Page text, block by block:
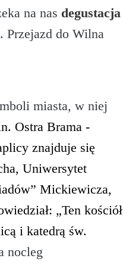
na nas degustacja
Przejazd do Wilna
miasta, w niej
Ostra Brama -
znajduje się
Uniwersytet
Mickiewicza,
„Ten kościół
i katedrą św.
nocleg